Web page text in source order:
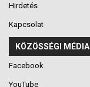
Hirdetés
Kapcsolat
KÖZÖSSÉGI MÉDIA
Facebook
YouTube